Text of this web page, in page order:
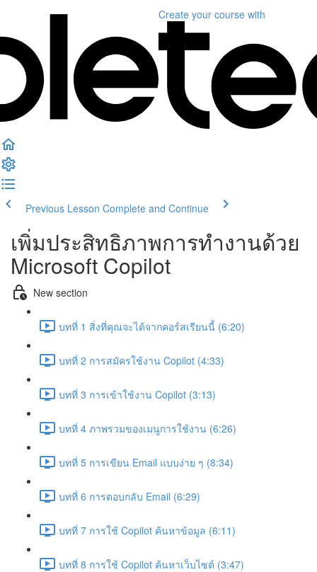
Create your course with
Previous Lesson Complete and Continue
เพิ่มประสิทธิภาพการทำงานด้วย
Microsoft Copilot
New section
บทที่ 1 สิ่งที่คุณจะได้จากคอร์สเรียนนี้ (6:20)
บทที่ 2 การสมัครใช้งาน Copilot (4:33)
บทที่ 3 การเข้าใช้งาน Copilot (3:13)
บทที่ 4 ภาพรวมของเมนูการใช้งาน (6:26)
บทที่ 5 การเขียน Email แบบง่าย ๆ (8:34)
บทที่ 6 การตอบกลับ Email (6:29)
บทที่ 7 การใช้ Copilot ค้นหาข้อมูล (6:11)
บทที่ 8 การใช้ Copilot ค้นหาเว็บไซต์ (3:47)